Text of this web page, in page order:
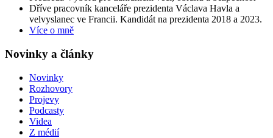
Dříve pracovník kanceláře prezidenta Václava Havla a
velvyslanec ve Francii. Kandidát na prezidenta 2018 a 2023.
Více o mně
Novinky a články
Novinky
Rozhovory
Projevy
Podcasty
Videa
Z médií